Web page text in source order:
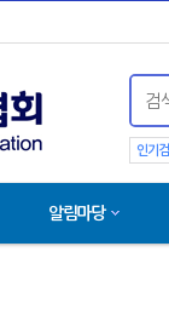
인기
알림마당